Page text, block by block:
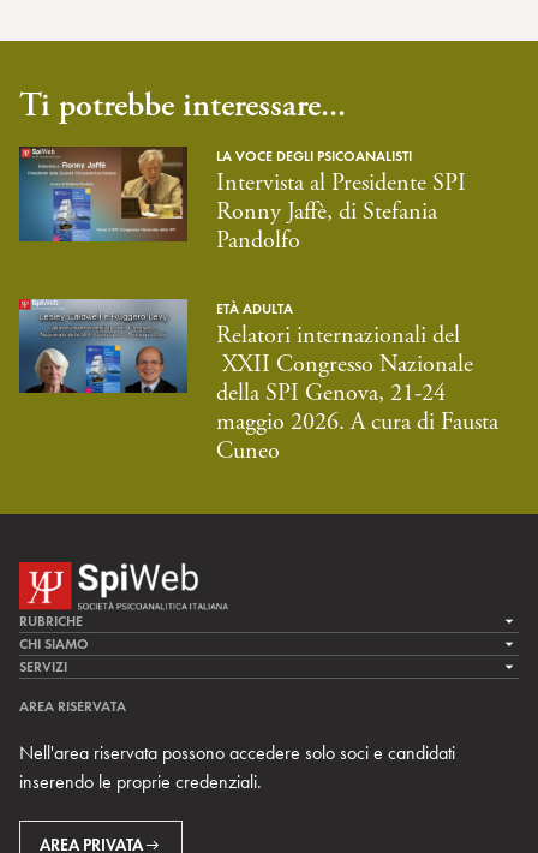
Ti potrebbe interessare...
LA VOCE DEGLI PSICOANALISTI
Intervista al Presidente SPI
Ronny Jaffè, di Stefania
Pandolfo
ETÀ ADULTA
Relatori internazionali del
XXII Congresso Nazionale
della SPI Genova, 21-24
maggio 2026. A cura di Fausta
Cuneo
RUBRICHE
LA CURA
LA RICERCA
MULTIMEDIA
CHI SIAMO
LA SPI
TEAM DI SPIWEB
CONTATTI
RIVISTE
SERVIZI
ARCHIVIO STORICO
AREA RISERVATA
Nell'area riservata possono accedere solo soci e candidati
inserendo le proprie credenziali.
AREA PRIVATA